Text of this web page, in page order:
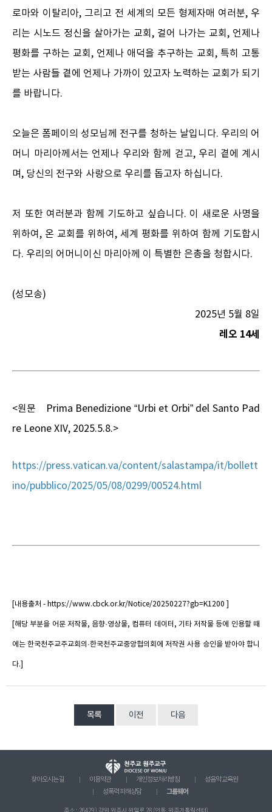
로마와 이탈리아, 그리고 전 세계의 모든 형제자매 여러분, 우
리는 시노드 정신을 살아가는 교회, 걸어 나가는 교회, 언제나
평화를 구하는 교회, 언제나 애덕을 추구하는 교회, 특히 고통
받는 사람들 곁에 언제나 가까이 있고자 노력하는 교회가 되기
를 바랍니다.
오늘은 폼페이의 성모님께 전구를 청하는 날입니다. 우리의 어
머니 마리아께서는 언제나 우리와 함께 걷고, 우리 곁에 계시
며, 당신의 전구와 사랑으로 우리를 돕고자 하십니다.
저 또한 여러분과 함께 기도하고 싶습니다. 이 새로운 사명을
위하여, 온 교회를 위하여, 세계 평화를 위하여 함께 기도합시
다. 우리의 어머니이신 마리아께 이 특별한 은총을 청합시다.
(성모송)
2025년 5월 8일
레오 14세
<원문 Prima Benedizione “Urbi et Orbi” del Santo Pad
re Leone XIV, 2025.5.8.>
https://press.vatican.va/content/salastampa/it/bollett
ino/pubblico/2025/05/08/0299/00524.html
[내용출처 - https://www.cbck.or.kr/Notice/20250227?gb=K1200 ]
[해당 부분을 어문 저작물, 음향·영상물, 컴퓨터 데이터, 기타 저작물 등에 인용할 때
에는 한국천주교주교회의·한국천주교중앙협의회에 저작권 사용 승인을 받아야 합니
다.]
목록 이전 다음
찾아오시는 길 이용약관 개인정보처리방침
성음악 교육원
성폭력 피해상담
그룹웨어